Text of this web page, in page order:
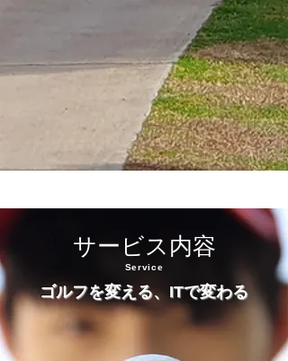
サービス内容
Service
ゴルフを変える​、ITで変わる